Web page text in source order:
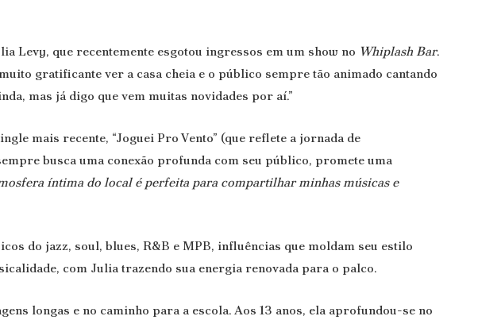
Levy, que recentemente esgotou ingressos em um show no Whiplash Bar.
gratificante ver a casa cheia e o público sempre tão animado cantando
mas já digo que vem muitas novidades por aí.”
mais recente, “Joguei Pro Vento” (que reflete a jornada de
busca uma conexão profunda com seu público, promete uma
íntima do local é perfeita para compartilhar minhas músicas e
do jazz, soul, blues, R&B e MPB, influências que moldam seu estilo
com Julia trazendo sua energia renovada para o palco.
longas e no caminho para a escola. Aos 13 anos, ela aprofundou-se no